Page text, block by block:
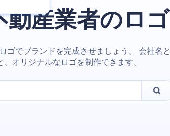
動産業者のロゴ
ゴでブランドを完成させましょう。 会社名と
オリジナルなロゴを制作できます。